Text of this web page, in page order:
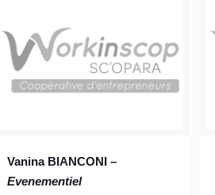
Vanina BIANCONI –
Evenementiel